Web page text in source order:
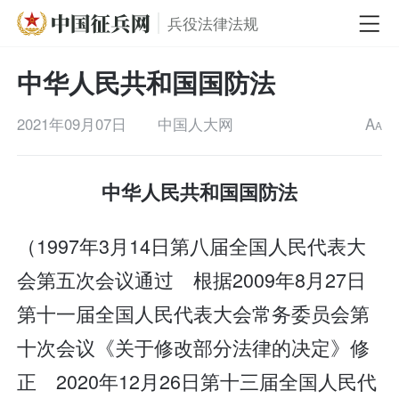
兵役法律法规
中华人民共和国国防法
2021年09月07日 中国人大网 AA
中华人民共和国国防法
（1997年3月14日第八届全国人民代表大
会第五次会议通过 根据2009年8月27日
第十一届全国人民代表大会常务委员会第
十次会议《关于修改部分法律的决定》修
正 2020年12月26日第十三届全国人民代